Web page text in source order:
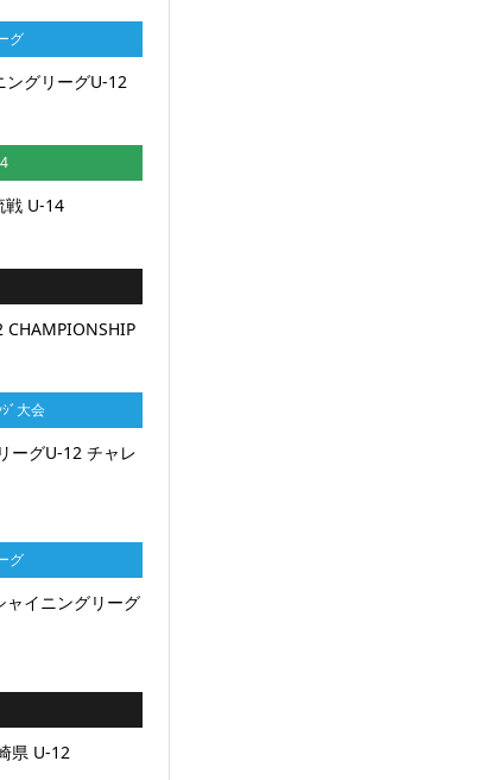
グ
ングリーグU-12
戦 U-14
CHAMPIONSHIP
ｼﾞ大会
ーグU-12 チャレ
グ
ャイニングリーグ
県 U-12